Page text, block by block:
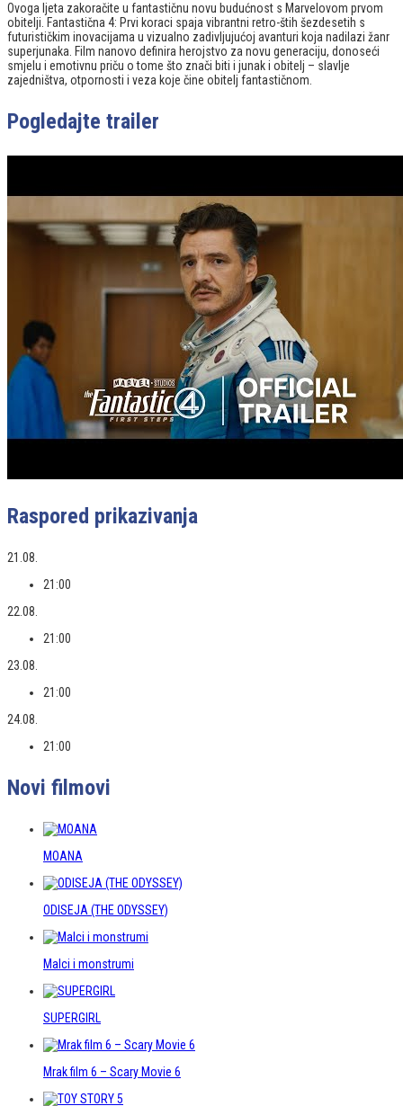
Ovoga ljeta zakoračite u fantastičnu novu budućnost s Marvelovom prvom
obitelji. Fantastična 4: Prvi koraci spaja vibrantni retro-štih šezdesetih s
futurističkim inovacijama u vizualno zadivljujućoj avanturi koja nadilazi žanr
superjunaka. Film nanovo definira herojstvo za novu generaciju, donoseći
smjelu i emotivnu priču o tome što znači biti i junak i obitelj – slavlje
zajedništva, otpornosti i veza koje čine obitelj fantastičnom.
Pogledajte trailer
Raspored prikazivanja
21.08.
21:00
22.08.
21:00
23.08.
21:00
24.08.
21:00
Novi filmovi
MOANA
ODISEJA (THE ODYSSEY)
Malci i monstrumi
SUPERGIRL
Mrak film 6 – Scary Movie 6